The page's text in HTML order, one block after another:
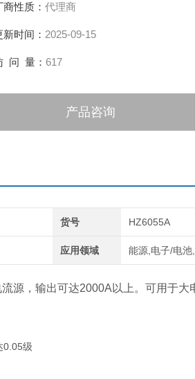
商性质： 代理商
新时间： 2025-09-15
问 量： 617
产品咨询
货号 HZ6055A
应用领域 能源,电子/电
源，输出可达2000A以上。可用于大
0.05级